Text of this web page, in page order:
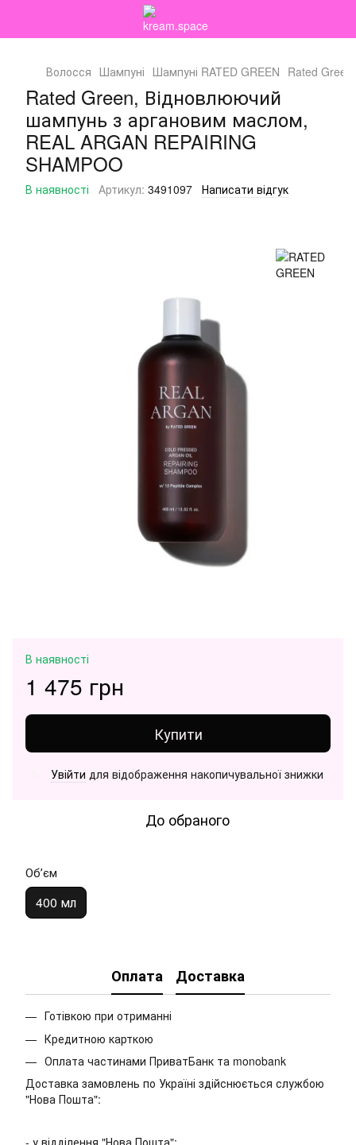
Волосся Шампуні Шампуні RATED GREEN Rated
Rated Green, Відновлюючий
шампунь з аргановим маслом,
REAL ARGAN REPAIRING
SHAMPOO
В наявності Артикул: 3491097 Написати відгук
В наявності
1 475 грн
Купити
Увійти для відображення накопичувальної знижки
До обраного
Обʼєм
400 мл
Оплата Доставка
Готівкою при отриманні
Кредитною карткою
Оплата частинами ПриватБанк та monobank
Доставка замовлень по Україні здійснюється службою
"Нова Пошта":